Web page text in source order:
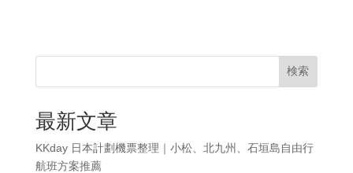
検索
最新文章
KKday 日本計劃機票整理｜小松、北九州、石垣島自由行
航班方案推薦